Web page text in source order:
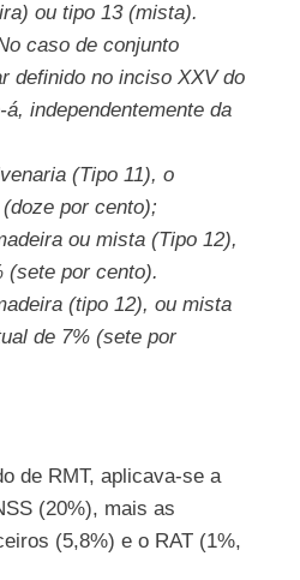
ou tipo 13 (mista).
caso de conjunto
definido no inciso XXV do
independentemente da
(Tipo 11), o
por cento);
ou mista (Tipo 12),
(sete por cento).
(tipo 12), ou mista
de 7% (sete por
de RMT, aplicava-se a
(20%), mais as
(5,8%) e o RAT (1%,